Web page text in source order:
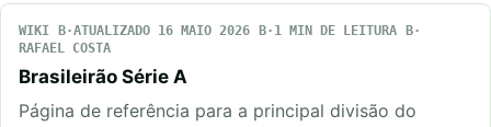
WIKI ATUALIZADO 16 MAIO 2026
1 MIN DE LEITURA
RAFAEL COSTA
Brasileirão Série A
Página de referência para a principal divisão do